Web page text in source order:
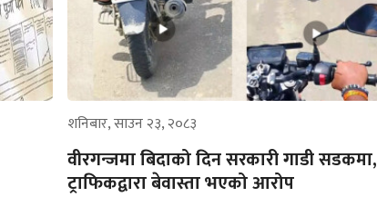
शनिबार, साउन २३, २०८३
वीरगन्जमा बिदाको दिन सरकारी गाडी सडकमा,
ट्राफिकद्वारा बेवास्ता भएको आरोप